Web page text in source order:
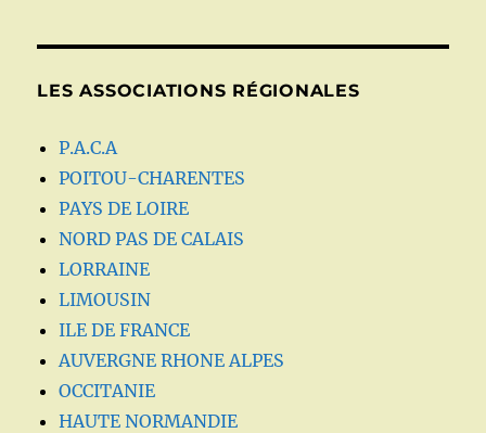
LES ASSOCIATIONS RÉGIONALES
P.A.C.A
POITOU-CHARENTES
PAYS DE LOIRE
NORD PAS DE CALAIS
LORRAINE
LIMOUSIN
ILE DE FRANCE
AUVERGNE RHONE ALPES
OCCITANIE
HAUTE NORMANDIE